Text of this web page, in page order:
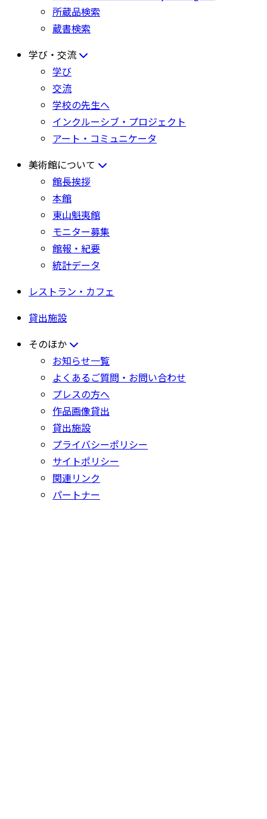
所蔵品検索
蔵書検索
学び・交流
学び
交流
学校の先生へ
インクルーシブ・プロジェクト
アート・コミュニケータ
美術館について
館長挨拶
本館
東山魁夷館
モニター募集
館報・紀要
統計データ
レストラン・カフェ
貸出施設
そのほか
お知らせ一覧
よくあるご質問・お問い合わせ
プレスの方へ
作品画像貸出
貸出施設
プライバシーポリシー
サイトポリシー
関連リンク
パートナー